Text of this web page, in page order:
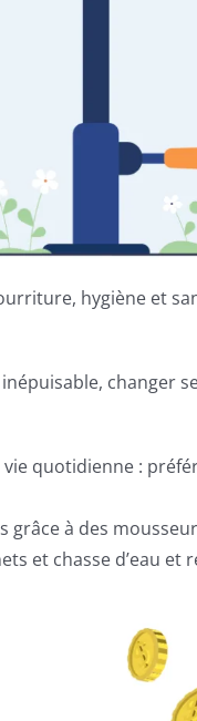
hygiène et
changer
quotidienne :
grâce à des
et chasse d’eau et